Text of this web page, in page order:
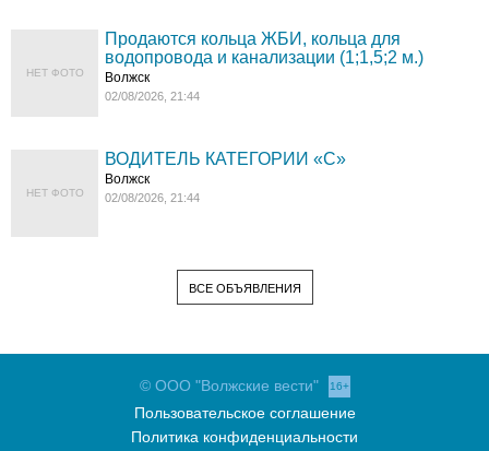
НЕТ ФОТО
Продаются кольца ЖБИ, кольца для
водопровода и канализации (1;1,5;2 м.)
Волжск
02/08/2026, 21:44
НЕТ ФОТО
ВОДИТЕЛЬ КАТЕГОРИИ «C»
Волжск
02/08/2026, 21:44
ВСЕ ОБЪЯВЛЕНИЯ
© ООО "Волжские вести" 16+
Пользовательское соглашение
Политика конфиденциальности